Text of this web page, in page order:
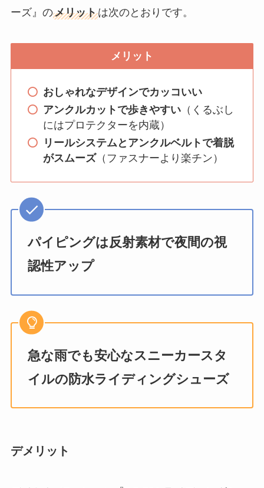
ーズ』のメリットは次のとおりです。
メリット
おしゃれなデザインでカッコいい
アンクルカットで歩きやすい（くるぶし
にはプロテクターを内蔵）
リールシステムとアンクルベルトで着脱
がスムーズ（ファスナーより楽チン）
パイピングは反射素材で夜間の視
認性アップ
急な雨でも安心なスニーカースタ
イルの防水ライディングシューズ
デメリット